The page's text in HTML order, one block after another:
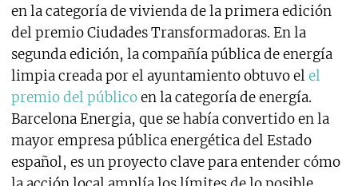
en la categoría de vivienda de la primera edición
del premio Ciudades Transformadoras. En la
segunda edición, la compañía pública de energía
limpia creada por el ayuntamiento obtuvo elel
premio del públicoen la categoría de energía.
Barcelona Energia, que se había convertido en la
mayor empresa pública energética del Estado
español, es un proyecto clave para entender cómo